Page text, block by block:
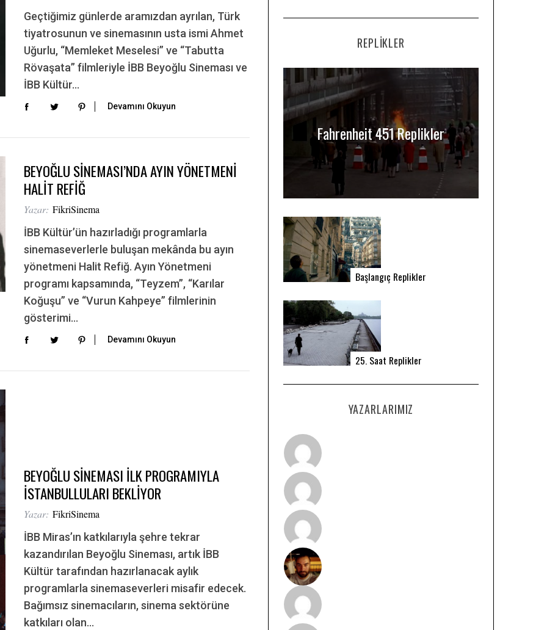
Geçtiğimiz günlerde aramızdan ayrılan, Türk
tiyatrosunun ve sinemasının usta ismi Ahmet
Uğurlu, “Memleket Meselesi” ve “Tabutta
Rövaşata” filmleriyle İBB Beyoğlu Sineması ve
İBB Kültür…
Devamını Okuyun
BEYOĞLU SİNEMASI’NDA AYIN YÖNETMENİ
HALİT REFİĞ
Yazar: FikriSinema
İBB Kültür’ün hazırladığı programlarla
sinemaseverlerle buluşan mekânda bu ayın
yönetmeni Halit Refiğ. Ayın Yönetmeni
programı kapsamında, “Teyzem”, “Karılar
Koğuşu” ve “Vurun Kahpeye” filmlerinin
gösterimi…
Devamını Okuyun
BEYOĞLU SİNEMASI İLK PROGRAMIYLA
İSTANBULLULARI BEKLİYOR
Yazar: FikriSinema
İBB Miras’ın katkılarıyla şehre tekrar
kazandırılan Beyoğlu Sineması, artık İBB
Kültür tarafından hazırlanacak aylık
programlarla sinemaseverleri misafir edecek.
Bağımsız sinemacıların, sinema sektörüne
katkıları olan…
REPLIKLER
Fahrenheit 451 Replikler
Başlangıç Replikler
25. Saat Replikler
YAZARLARIMIZ